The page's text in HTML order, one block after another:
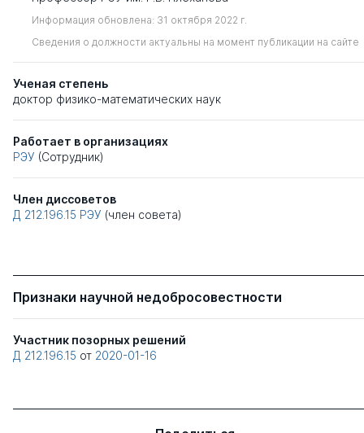
Информация обновлена: 31 октября 2022 г.
Сведения о должности актуальны на момент публикации на сайте
Ученая степень
доктор физико-математических наук
Работает в организациях
РЭУ (Сотрудник)
Член диссоветов
Д 212.196.15 РЭУ (член совета)
Признаки научной недобросовестности
Участник позорных решений
Д 212.196.15 от 2020-01-16